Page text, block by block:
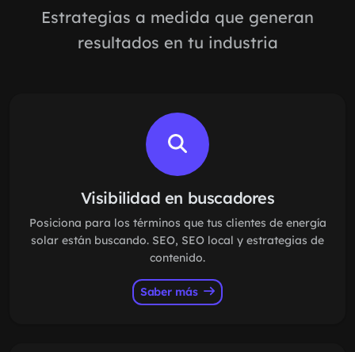
Estrategias a medida que generan
resultados en tu industria
Visibilidad en buscadores
Posiciona para los términos que tus clientes de energía
solar están buscando. SEO, SEO local y estrategias de
contenido.
Saber más